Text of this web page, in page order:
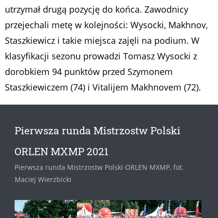
utrzymał drugą pozycję do końca. Zawodnicy
przejechali metę w kolejności: Wysocki, Makhnov,
Staszkiewicz i takie miejsca zajęli na podium. W
klasyfikacji sezonu prowadzi Tomasz Wysocki z
dorobkiem 94 punktów przed Szymonem
Staszkiewiczem (74) i Vitalijem Makhnovem (72).
Pierwsza runda Mistrzostw Polski
ORLEN MXMP 2021
Pierwsza runda Mistrzostw Polski ORLEN MXMP, fot.
Maciej Wierzbicki